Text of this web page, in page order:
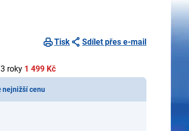
Tisk
Sdílet přes e-mail
roky 1 499 Kč
nejnižší cenu